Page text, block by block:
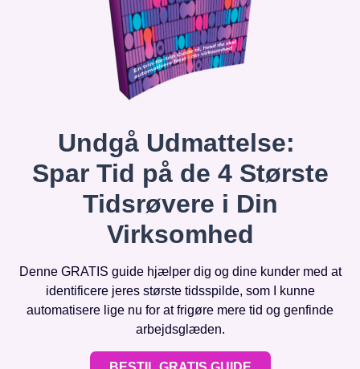
Undgå Udmattelse:
Spar Tid på de 4 Største
Tidsrøvere i Din
Virksomhed
Denne GRATIS guide hjælper dig og dine kunder med at
identificere jeres største tidsspilde, som I kunne
automatisere lige nu for at frigøre mere tid og genfinde
arbejdsglæden.